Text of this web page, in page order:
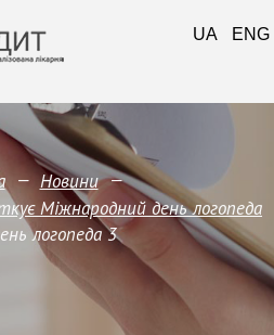
— Новини —
Міжнародний день логопеда
логопеда 3
UA ENG